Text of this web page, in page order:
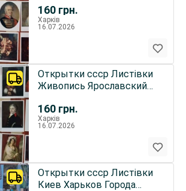
160 грн.
Постимпрессионисты
Харків
16.07.2026
160 грн.
Открытки ссср Листівки
Живопись Ярославский
Харків
16.07.2026
Открытки ссср Листівки
Киев Харьков Города